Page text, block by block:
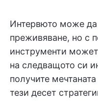
Интервюто може
преживяване, но с
инструменти
на следващото си
получите
тези десет